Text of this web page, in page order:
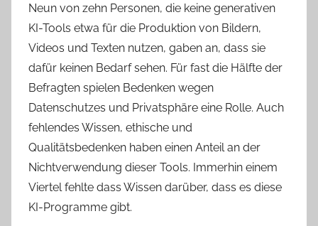
Neun von zehn Personen, die keine generativen
KI-Tools etwa für die Produktion von Bildern,
Videos und Texten nutzen, gaben an, dass sie
dafür keinen Bedarf sehen. Für fast die Hälfte der
Befragten spielen Bedenken wegen
Datenschutzes und Privatsphäre eine Rolle. Auch
fehlendes Wissen, ethische und
Qualitätsbedenken haben einen Anteil an der
Nichtverwendung dieser Tools. Immerhin einem
Viertel fehlte dass Wissen darüber, dass es diese
KI-Programme gibt.